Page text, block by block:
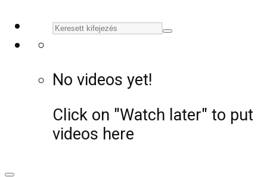
No videos yet!
Click on "Watch later" to put
videos here